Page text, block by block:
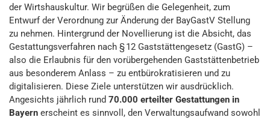
der Wirtshauskultur. Wir begrüßen die Gelegenheit, zum
Entwurf der Verordnung zur Änderung der BayGastV Stellung
zu nehmen. Hintergrund der Novellierung ist die Absicht, das
Gestattungsverfahren nach § 12 Gaststättengesetz (GastG) –
also die Erlaubnis für den vorübergehenden Gaststättenbetrieb
aus besonderem Anlass – zu entbürokratisieren und zu
digitalisieren. Diese Ziele unterstützen wir ausdrücklich.
Angesichts jährlich rund 70.000 erteilter Gestattungen in
Bayern erscheint es sinnvoll, den Verwaltungsaufwand sowohl